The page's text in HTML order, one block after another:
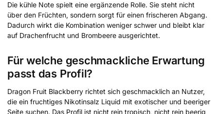
Die kühle Note spielt eine ergänzende Rolle. Sie steht nicht
über den Früchten, sondern sorgt für einen frischeren Abgang.
Dadurch wirkt die Kombination weniger schwer und bleibt klar
auf Drachenfrucht und Brombeere ausgerichtet.
Für welche geschmackliche Erwartung
passt das Profil?
Dragon Fruit Blackberry richtet sich geschmacklich an Nutzer,
die ein fruchtiges Nikotinsalz Liquid mit exotischer und beeriger
Seite suchen. Das Profil ist nicht rein tropisch, nicht rein beerig